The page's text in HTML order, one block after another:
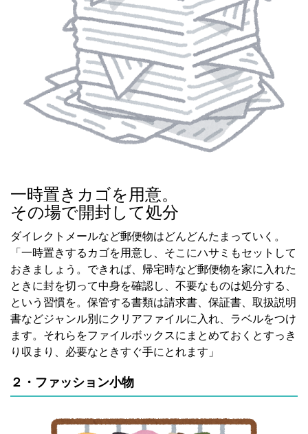
一時置きカゴを用意。
その場で開封して処分
ダイレクトメールなど郵便物はどんどんたまっていく。
「一時置きするカゴを用意し、そこにハサミもセットして
おきましょう。できれば、帰宅時など郵便物を家に入れた
ときに封を切って中身を確認し、不要なものは処分する、
という習慣を。保管する書類は請求書、保証書、取扱説明
書などジャンル別にクリアファイルに入れ、ラベルをつけ
ます。それらをファイルボックスにまとめておくとすっき
り収まり、必要なときすぐ手にとれます」
２・ファッション小物